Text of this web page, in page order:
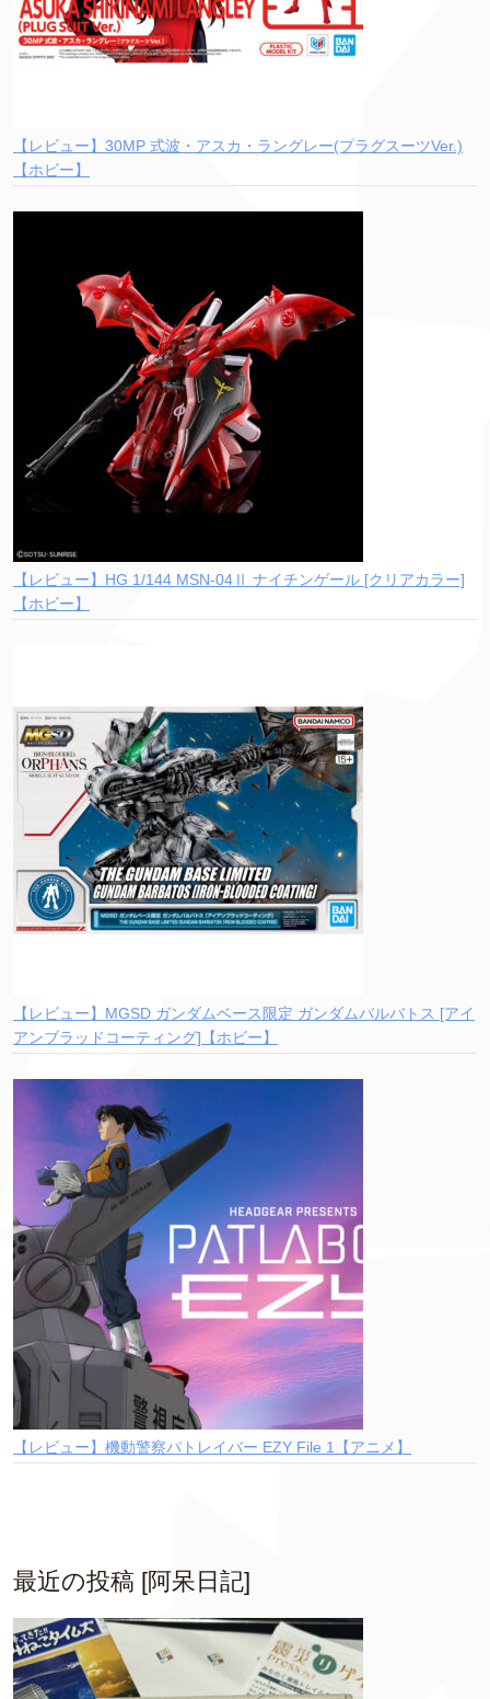
【レビュー】30MP 式波・アスカ・ラングレー(プラグスーツVer.)
【ホビー】
【レビュー】HG 1/144 MSN-04Ⅱ ナイチンゲール [クリアカラー]
【ホビー】
【レビュー】MGSD ガンダムベース限定 ガンダムバルバトス [アイ
アンブラッドコーティング]【ホビー】
【レビュー】機動警察パトレイバー EZY File 1【アニメ】
最近の投稿 [阿呆日記]